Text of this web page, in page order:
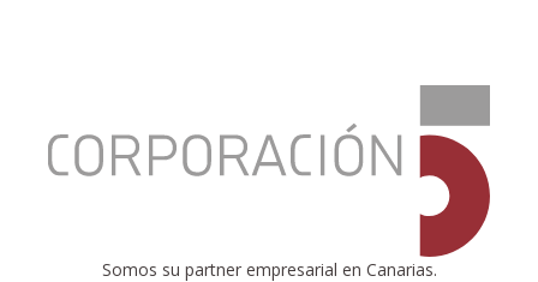
Somos su partner empresarial en Canarias.
de
Fuerteventura,